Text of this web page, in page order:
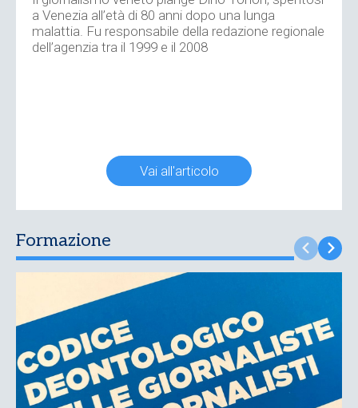
a Venezia all’età di 80 anni dopo una lunga
malattia. Fu responsabile della redazione regionale
dell’agenzia tra il 1999 e il 2008
Vai all'articolo
Formazione